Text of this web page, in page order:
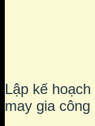
Lập kế
may gia công